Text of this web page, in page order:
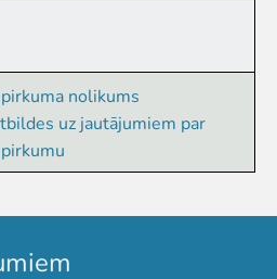
nolikums
uz jautājumiem par